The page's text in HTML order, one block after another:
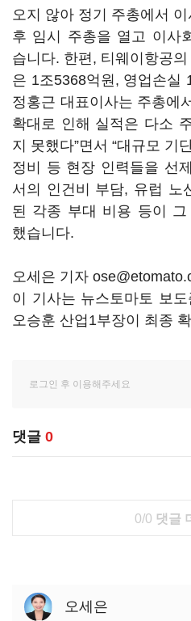
오지 않아 정기 주총에서
후 임시 주총을 열고 이사
습니다. 한편, 티웨이항공
은 1조5368억원, 영업손실
정홍근 대표이사는 주총에
확대로 인해 실적은 다소
지 못했다”면서 “대규모 기
정비 등 현장 인력들을 선
서의 인건비 부담, 유럽 노
된 각종 부대 비용 등이 그
했습니다.
오세은 기자
이 기사는 뉴스토마토 보
오승훈 산업1부장이 최종
댓글 0
0/0 댓글
오세은